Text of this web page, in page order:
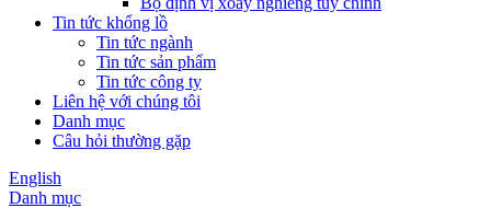
Tin tức khổng lồ
Tin tức ngành
Tin tức sản phẩm
Tin tức công ty
Liên hệ với chúng tôi
Danh mục
Câu hỏi thường gặp
English
Danh mục